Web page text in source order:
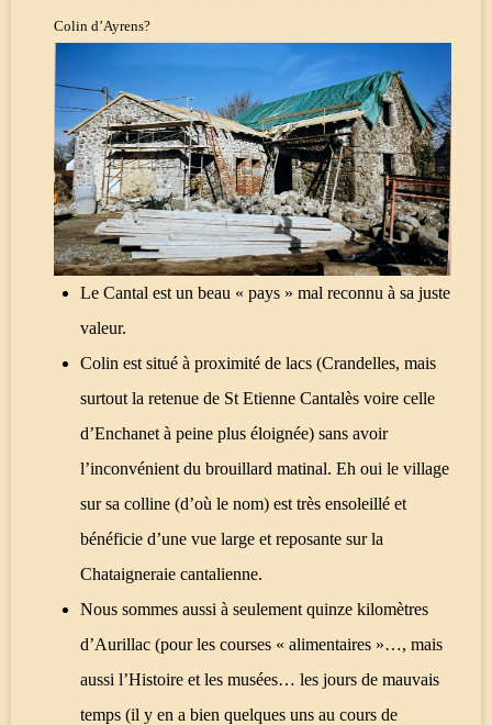
Colin d’Ayrens?
Le Cantal est un beau « pays » mal reconnu à sa juste
valeur.
Colin est situé à proximité de lacs (Crandelles, mais
surtout la retenue de St Etienne Cantalès voire celle
d’Enchanet à peine plus éloignée) sans avoir
l’inconvénient du brouillard matinal. Eh oui le village
sur sa colline (d’où le nom) est très ensoleillé et
bénéficie d’une vue large et reposante sur la
Chataigneraie cantalienne.
Nous sommes aussi à seulement quinze kilomètres
d’Aurillac (pour les courses « alimentaires »…, mais
aussi l’Histoire et les musées… les jours de mauvais
temps (il y en a bien quelques uns au cours de